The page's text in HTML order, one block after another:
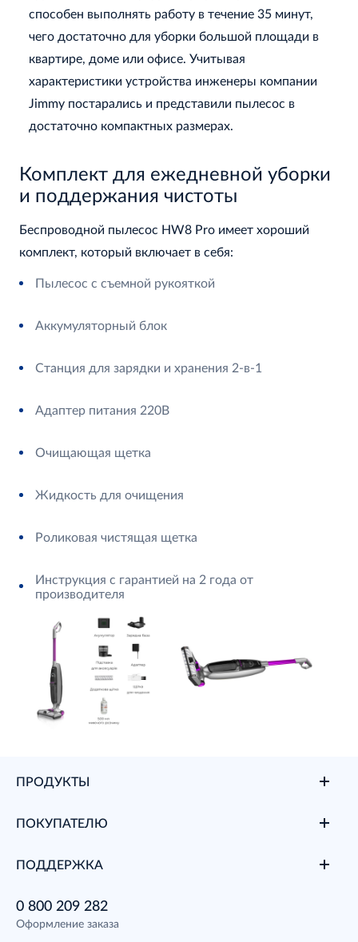
способен выполнять работу в течение 35 минут,
чего достаточно для уборки большой площади в
квартире, доме или офисе. Учитывая
характеристики устройства инженеры компании
Jimmy постарались и представили пылесос в
достаточно компактных размерах.
Комплект для ежедневной уборки
и поддержания чистоты
Беспроводной пылесос HW8 Pro имеет хороший
комплект, который включает в себя:
Пылесос с съемной рукояткой
Аккумуляторный блок
Станция для зарядки и хранения 2-в-1
Адаптер питания 220В
Очищающая щетка
Жидкость для очищения
Роликовая чистящая щетка
Инструкция с гарантией на 2 года от
производителя
ПРОДУКТЫ
ПОКУПАТЕЛЮ
ПОДДЕРЖКА
0 800 209 282
Оформление заказа